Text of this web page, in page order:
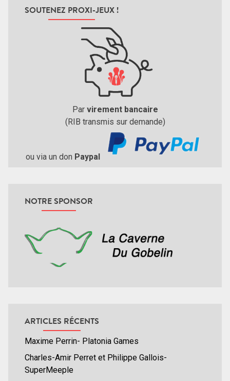
SOUTENEZ PROXI-JEUX !
Par virement bancaire
(RIB transmis sur demande)
ou via un don Paypal
NOTRE SPONSOR
ARTICLES RÉCENTS
Maxime Perrin- Platonia Games
Charles-Amir Perret et Philippe Gallois-
SuperMeeple